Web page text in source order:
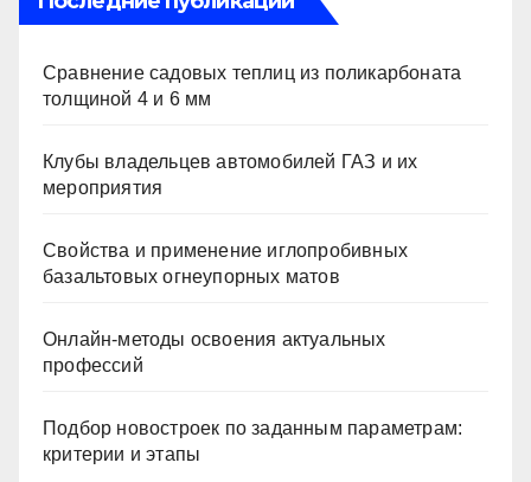
Сравнение садовых теплиц из поликарбоната
толщиной 4 и 6 мм
Клубы владельцев автомобилей ГАЗ и их
мероприятия
Свойства и применение иглопробивных
базальтовых огнеупорных матов
Онлайн-методы освоения актуальных
профессий
Подбор новостроек по заданным параметрам:
критерии и этапы